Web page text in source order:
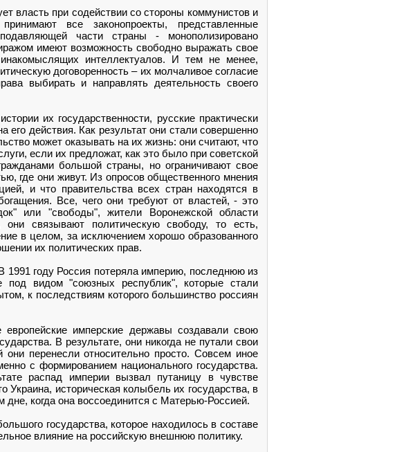
власть при содействии со стороны коммунистов и
все законопроекты, представленные
части страны - монополизировано
имеют возможность свободно выражать свое
интеллектуалов. И тем не менее,
договоренность – их молчаливое согласие
выбирать и направлять деятельность своего
их государственности, русские практически
его действия. Как результат они стали совершенно
может оказывать на их жизнь: они считают, что
если их предложат, как это было при советской
большой страны, но ограничивают свое
где они живут. Из опросов общественного мнения
и что правительства всех стран находятся в
Все, чего они требуют от властей, - это
или "свободы", жители Воронежской области
связывают политическую свободу, то есть,
в целом, за исключением хорошо образованного
их политических прав.
году Россия потеряла империю, последнюю из
видом "союзных республик", которые стали
к последствиям которого большинство россиян
имперские державы создавали свою
В результате, они никогда не путали свои
перенесли относительно просто. Совсем иное
с формированием национального государства.
распад империи вызвал путаницу в чувстве
историческая колыбель их государства, в
когда она воссоединится с Матерью-Россией.
государства, которое находилось в составе
влияние на российскую внешнюю политику.